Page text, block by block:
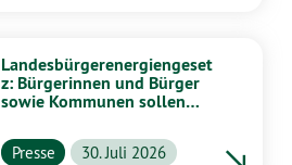
Landesbürgerenergiengeset
z: Bürgerinnen und Bürger
sowie Kommunen sollen
profitieren
Presse 30. Juli 2026